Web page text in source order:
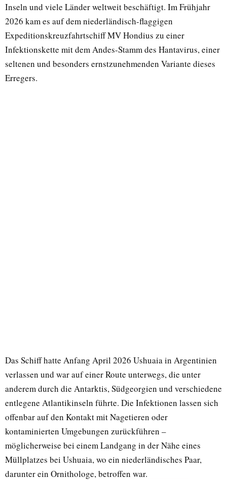
Inseln und viele Länder weltweit beschäftigt. Im Frühjahr
2026 kam es auf dem niederländisch-flaggigen
Expeditionskreuzfahrtschiff MV Hondius zu einer
Infektionskette mit dem Andes-Stamm des Hantavirus, einer
seltenen und besonders ernstzunehmenden Variante dieses
Erregers.
Das Schiff hatte Anfang April 2026 Ushuaia in Argentinien
verlassen und war auf einer Route unterwegs, die unter
anderem durch die Antarktis, Südgeorgien und verschiedene
entlegene Atlantikinseln führte. Die Infektionen lassen sich
offenbar auf den Kontakt mit Nagetieren oder
kontaminierten Umgebungen zurückführen –
möglicherweise bei einem Landgang in der Nähe eines
Müllplatzes bei Ushuaia, wo ein niederländisches Paar,
darunter ein Ornithologe, betroffen war.